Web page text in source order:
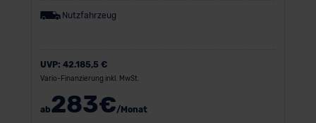
Nutzfahrzeug
UVP: 42.185,5 €
Vario-Finanzierung inkl. MwSt.
ab283€/Monat